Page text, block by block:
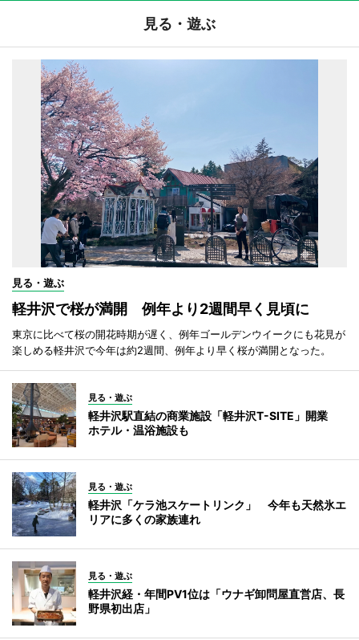
見る・遊ぶ
見る・遊ぶ
軽井沢で桜が満開 例年より2週間早く見頃に
東京に比べて桜の開花時期が遅く、例年ゴールデンウイークにも花見が
楽しめる軽井沢で今年は約2週間、例年より早く桜が満開となった。
見る・遊ぶ
軽井沢駅直結の商業施設「軽井沢T-SITE」開業
ホテル・温浴施設も
見る・遊ぶ
軽井沢「ケラ池スケートリンク」 今年も天然氷エ
リアに多くの家族連れ
見る・遊ぶ
軽井沢経・年間PV1位は「ウナギ卸問屋直営店、長
野県初出店」